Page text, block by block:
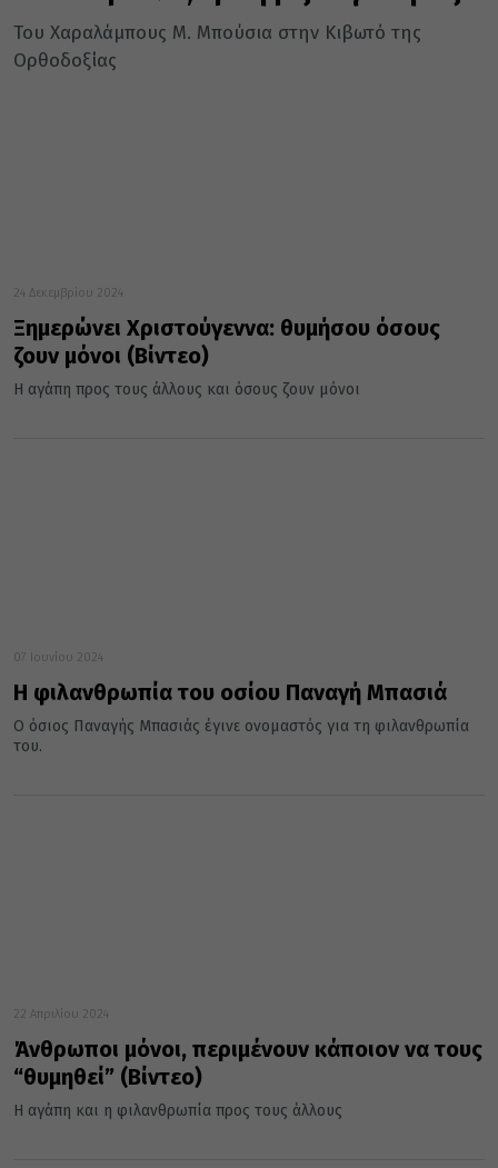
Του Χαραλάμπους Μ. Μπούσια στην Κιβωτό της
Ορθοδοξίας
24 Δεκεμβρίου 2024
Ξημερώνει Χριστούγεννα: θυμήσου όσους
ζουν μόνοι (Βίντεο)
Η αγάπη προς τους άλλους και όσους ζουν μόνοι
07 Ιουνίου 2024
Η φιλανθρωπία του οσίου Παναγή Μπασιά
Ο όσιος Παναγής Μπασιάς έγινε ονομαστός για τη φιλανθρωπία
του.
22 Απριλίου 2024
Άνθρωποι μόνοι, περιμένουν κάποιον να τους
“θυμηθεί” (Βίντεο)
Η αγάπη και η φιλανθρωπία προς τους άλλους